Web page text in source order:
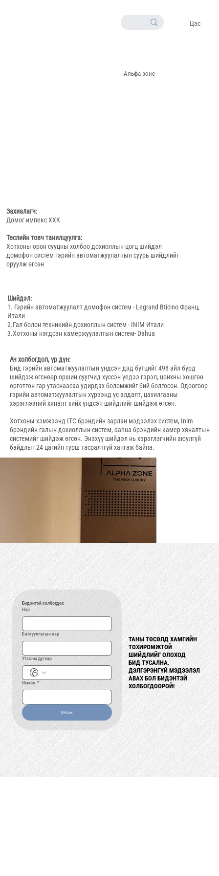
Цэс
Альфа зоне
Шийдэл:
1. Гэрийн автоматжуулалт домофон систем - Legrand Bticino Франц,
Итали
2.Гал болон техникийн дохиоллын систем - INIM Итали
3.Хотхоны нэгдсэн камержуулалтын систем- Dahua
Захиалагч:
Домог импекс ХХК
Төслийн товч танилцуулга:
Хотхоны орон сууцны холбоо дохиоллын цогц шийдэл
домофон систем гэрийн автоматжуулалтын суурь шийдлийг
оруулж өгсөн
Ач холбогдол, үр дүн:
Бид гэрийн автоматжуулалтын үндсэн дэд бүтцийг 498 айл бүрд
шийдэж өгснөөр оршин суугчид хүссэн үедээ гэрэл, цонхны хөшгөө
өргөтгөн гар утаснаасаа удирдах боломжийг бий болгосон. Одоогоор
гэрийн автоматжуулалтын хүрээнд ус алдалт, цахилгааны
хэрэглээний хяналт хийх үндсэн шийдлийг шийдэж өгсөн.
Хотхоны хэмжээнд ITC брэндийн зарлан мэдээлэх систем, Inim
брэндийн галын дохиоллын систем, dahua брэндийн камер хяналтын
системийг шийдэж өгсөн. Энэхүү шийдэл нь хэрэглэгчийн аюулгүй
байдлыг 24 цагийн турш тасралтгүй хангаж байна.
Бидэнтэй холбогдох
Нэр
Байгууллагын нэр
Утасны дугаар
Имэйл *
Илгээх
ТАНЫ ТӨСӨЛД ХАМГИЙН
ТОХИРОМЖТОЙ
ШИЙДЛИЙГ ОЛОХОД
БИД ТУСАЛНА.
ДЭЛГЭРЭНГҮЙ МЭДЭЭЛЭЛ
АВАХ БОЛ БИДЭНТЭЙ
ХОЛБОГДООРОЙ!
ТАНЫ ТӨСӨЛД ХАМГИЙН
ТОХИРОМЖТОЙ
ШИЙДЛИЙГ ОЛОХОД
БИД ТУСАЛНА.
ДЭЛГЭРЭНГҮЙ МЭДЭЭЛЭЛ
АВАХ БОЛ БИДЭНТЭЙ
ХОЛБОГДООРОЙ!